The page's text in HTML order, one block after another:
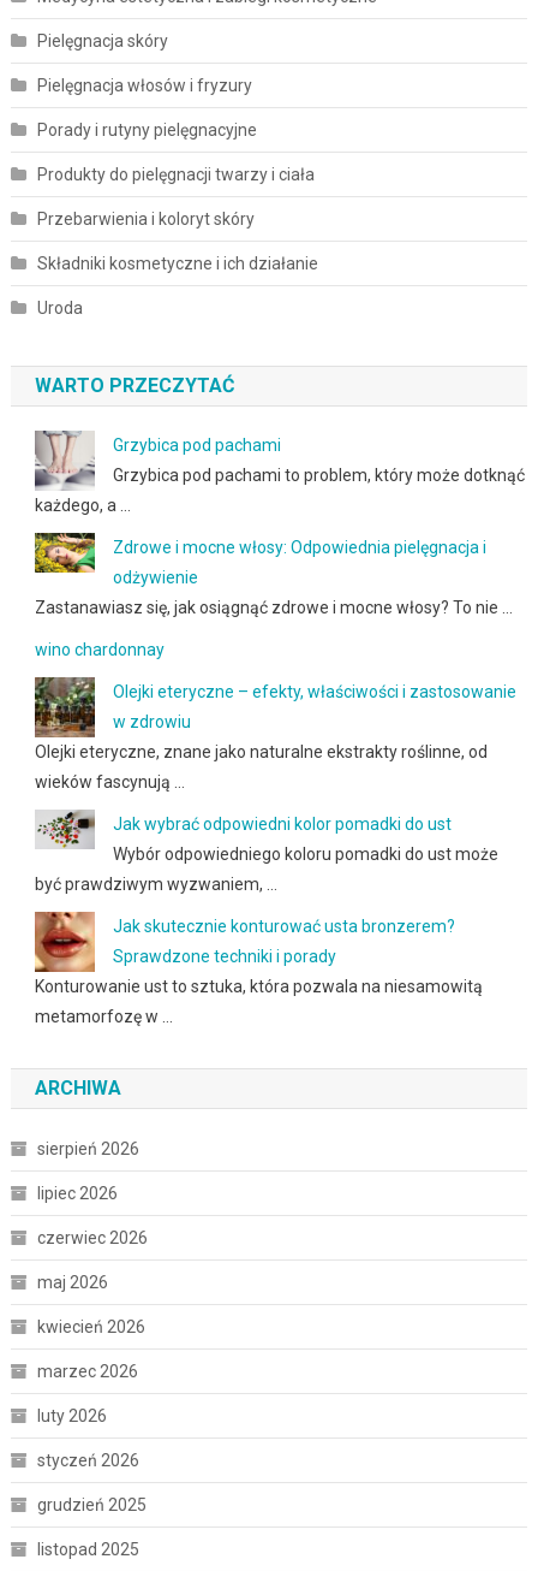
Pielęgnacja skóry
Pielęgnacja włosów i fryzury
Porady i rutyny pielęgnacyjne
Produkty do pielęgnacji twarzy i ciała
Przebarwienia i koloryt skóry
Składniki kosmetyczne i ich działanie
Uroda
WARTO PRZECZYTAĆ
Grzybica pod pachami
Grzybica pod pachami to problem, który może dotknąć
każdego, a …
Zdrowe i mocne włosy: Odpowiednia pielęgnacja i
odżywienie
Zastanawiasz się, jak osiągnąć zdrowe i mocne włosy? To nie …
wino chardonnay
Olejki eteryczne – efekty, właściwości i zastosowanie
w zdrowiu
Olejki eteryczne, znane jako naturalne ekstrakty roślinne, od
wieków fascynują …
Jak wybrać odpowiedni kolor pomadki do ust
Wybór odpowiedniego koloru pomadki do ust może
być prawdziwym wyzwaniem, …
Jak skutecznie konturować usta bronzerem?
Sprawdzone techniki i porady
Konturowanie ust to sztuka, która pozwala na niesamowitą
metamorfozę w …
ARCHIWA
sierpień 2026
lipiec 2026
czerwiec 2026
maj 2026
kwiecień 2026
marzec 2026
luty 2026
styczeń 2026
grudzień 2025
listopad 2025